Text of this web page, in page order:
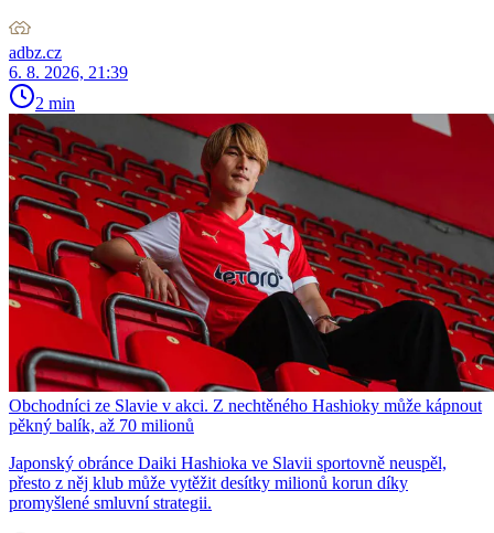
adbz.cz
6. 8. 2026, 21:39
2 min
Obchodníci ze Slavie v akci. Z nechtěného Hashioky může kápnout
pěkný balík, až 70 milionů
Japonský obránce Daiki Hashioka ve Slavii sportovně neuspěl,
přesto z něj klub může vytěžit desítky milionů korun díky
promyšlené smluvní strategii.